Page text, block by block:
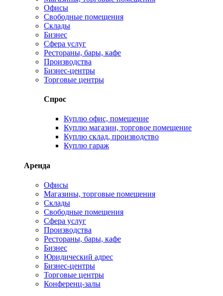
Офисы
Свободные помещения
Склады
Бизнес
Сфера услуг
Рестораны, бары, кафе
Производства
Бизнес-центры
Торговые центры
Спрос
Куплю офис, помещение
Куплю магазин, торговое помещение
Куплю склад, производство
Куплю гараж
Аренда
Офисы
Магазины, торговые помещения
Склады
Свободные помещения
Сфера услуг
Производства
Рестораны, бары, кафе
Бизнес
Юридический адрес
Бизнес-центры
Торговые центры
Конференц-залы